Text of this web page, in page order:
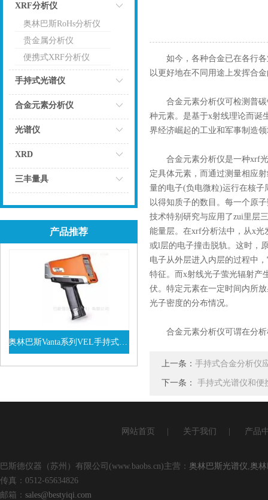
XRF分析仪
点击
奥林巴斯RoHs分析仪
贵金属分析仪
便携式XRF分析仪
手持式光谱仪
合金元素分析仪
光谱仪
XRD
三丰量具
产品推荐
奥林巴斯Vanta系列VEL手持式XRF光谱仪
查看详情
如今，各种合金已在各行各
以更好地在不同用途上发挥合
合金元素分析仪可检测普碳
种元素。是基于x射线理论而诞
界经济崛起的工业和军事制造
合金元素分析仪是一种xrf光
定具体元素，而通过测量相应
量的电子(负电微粒)运行在核
以得知质子的数目。每一个原
技术特别研究与应用了zui里层
能量层。在xrf分析法中，从x光
或l层的电子撞击脱轨。这时，
电子从外层进入内层的过程中
特征。而x射线光子萤光辐射产
伏。特定元素在一定时间内所
光子密度的分布情况。
合金元素分析仪可谓在分析
上一条： 手持式合金分析仪
下一条： 手持式光谱仪和便
网站首页 关于我们 产品
巴斯德仪器（苏州）有限公司(www.baobs.cn)主营： 奥林巴斯光谱仪,奥
传真：0512-65634826
邮箱： sales@bestyiqi.com